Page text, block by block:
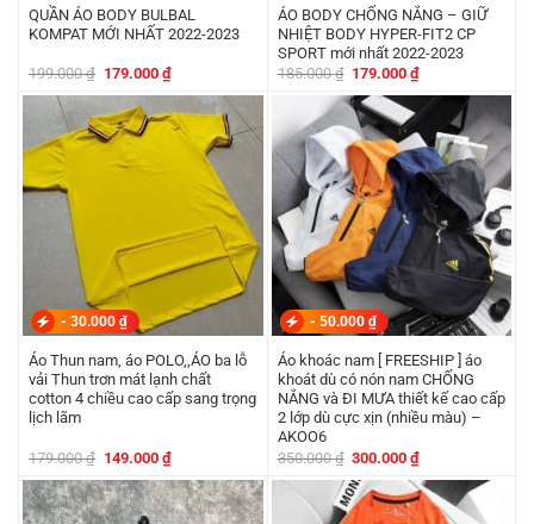
QUẦN ÁO BODY BULBAL
KOMPAT MỚI NHẤT 2022-2023
199.000₫ Giá
là:
199.000 ₫.
179.000 ₫Giá
hiện
tại
là:
179.000 ₫.
ÁO BODY CHỐNG NẮNG – GIỮ
NHIỆT BODY HYPER-FIT2 CP
SPORT mới nhất 2022-2023
185.000₫ Giá
là:
185.000 ₫.
179.000₫Giá
tại
là:
179.000 ₫.
- 30.000 ₫
Áo Thun nam, áo POLO,,ÁO ba lỗ
vải Thun trơn mát lạnh chất
cotton 4 chiều cao cấp sang trọng
lịch lãm
179.000₫ Giá
là:
179.000 ₫.
149.000 ₫Giá
hiện
tại
là:
149.000 ₫.
- 50.000 ₫
Áo khoác nam [ FREESHIP ] áo
khoát dù có nón nam CHỐNG
NẮNG và ĐI MƯA thiết kế cao cấp
2 lớp dù cực xịn (nhiều màu) –
AKOO6
350.000₫ Giá
là:
350.000 ₫.
300.000₫Giá
tại
là:
300.000 ₫.